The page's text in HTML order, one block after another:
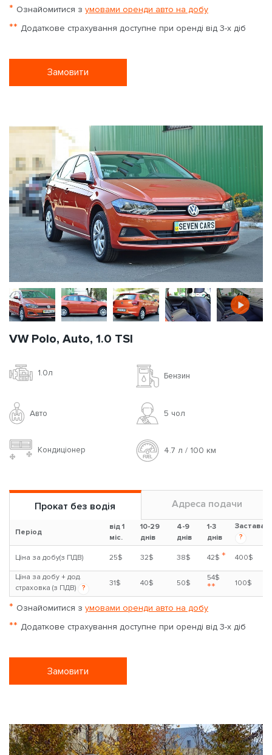
* Ознайомитися з умовами оренди авто на добу
** Додаткове страхування доступне при оренді від 3-х діб
Замовити
VW Polo, Auto, 1.0 TSI
1.0л Бензин
Авто 5 чoл
Кондиціонер 4.7 л / 100 км
Прокат без водія Адреса подачи
Період
від 1
міс.
10-29
днів
4-9
днів
1-3
днів
Застава
?
Ціна за добу(з ПДВ) 25$ 32$ 38$ 42$ * 400$
Ціна за добу + дод.
страховка (з ПДВ)
?
31$ 40$ 50$
54$
** 100$
* Ознайомитися з умовами оренди авто на добу
** Додаткове страхування доступне при оренді від 3-х діб
Замовити